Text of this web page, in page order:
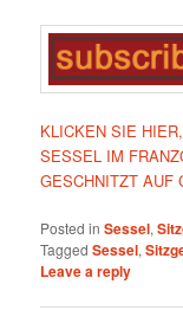
KLICKEN SIE
SESSEL IM
GESCHNITZT AUF
Posted in Sessel,
Tagged Sessel,
Leave a reply